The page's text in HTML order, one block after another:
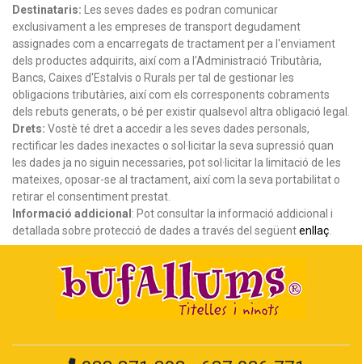
Destinataris: Les seves dades es podran comunicar
exclusivament a les empreses de transport degudament
assignades com a encarregats de tractament per a l'enviament
dels productes adquirits, així com a l'Administració Tributària,
Bancs, Caixes d'Estalvis o Rurals per tal de gestionar les
obligacions tributàries, així com els corresponents cobraments
dels rebuts generats, o bé per existir qualsevol altra obligació legal.
Drets: Vostè té dret a accedir a les seves dades personals,
rectificar les dades inexactes o sol·licitar la seva supressió quan
les dades ja no siguin necessaries, pot sol·licitar la limitació de les
mateixes, oposar-se al tractament, així com la seva portabilitat o
retirar el consentiment prestat.
Informació addicional: Pot consultar la informació addicional i
detallada sobre protecció de dades a través del següentenllaç